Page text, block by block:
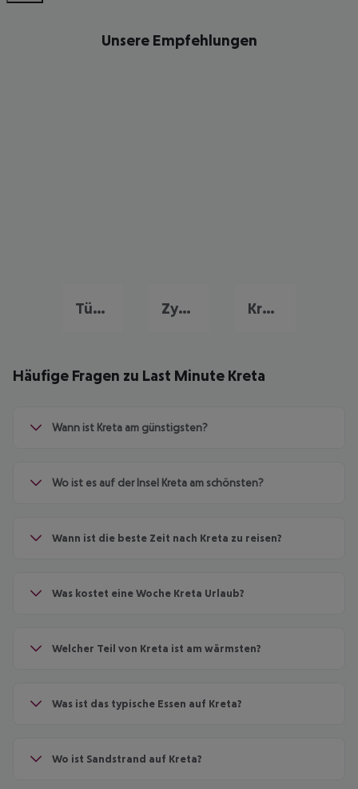
Unsere Empfehlungen
Türkei Urlaub Zypern Last Minute Kroatien Last Minute
Häufige Fragen zu Last Minute Kreta
Wann ist Kreta am günstigsten?
Wo ist es auf der Insel Kreta am schönsten?
Wann ist die beste Zeit nach Kreta zu reisen?
Was kostet eine Woche Kreta Urlaub?
Welcher Teil von Kreta ist am wärmsten?
Was ist das typische Essen auf Kreta?
Wo ist Sandstrand auf Kreta?